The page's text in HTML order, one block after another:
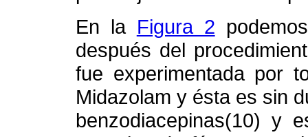
En la Figura 2
después del
fue experimentada por
Midazolam y ésta es sin
benzodiacepinas(10) y